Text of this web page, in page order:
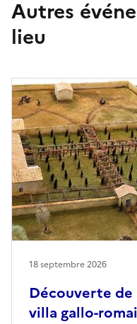
Autres
lieu
Découverte
villa gallo-
18 septembre 2026